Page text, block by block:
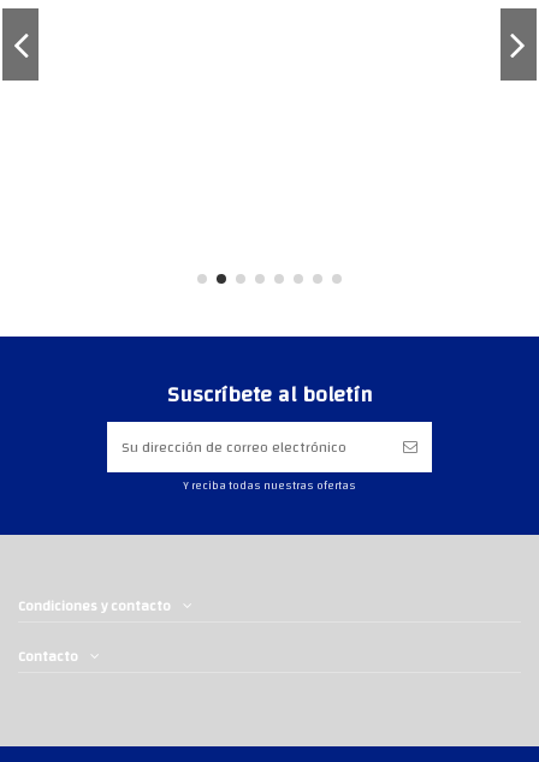
Suscríbete al boletín
Y reciba todas nuestras ofertas
Condiciones y contacto
Contacto